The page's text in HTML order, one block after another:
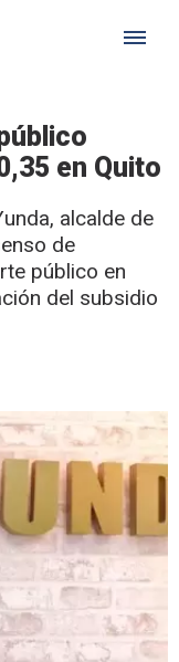
en Quito
alcalde de
de
público en
del subsidio